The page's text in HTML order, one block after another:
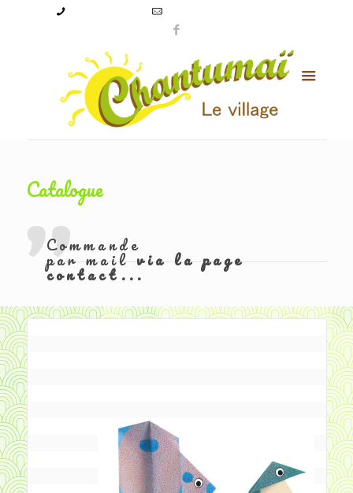
Catalogue
Commande
par mailvia la page
contact...